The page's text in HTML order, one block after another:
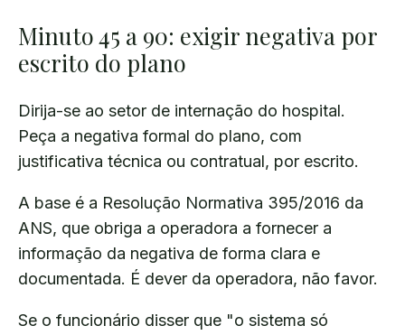
Minuto 45 a 90: exigir negativa por
escrito do plano
Dirija-se ao setor de internação do hospital.
Peça a negativa formal do plano, com
justificativa técnica ou contratual, por escrito.
A base é a Resolução Normativa 395/2016 da
ANS, que obriga a operadora a fornecer a
informação da negativa de forma clara e
documentada. É dever da operadora, não favor.
Se o funcionário disser que "o sistema só